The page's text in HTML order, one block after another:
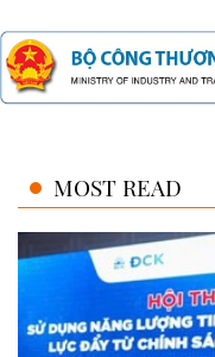
MOST READ